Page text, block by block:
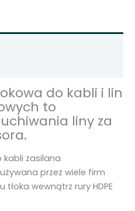
do kabli i lin
to
liny za
kabli zasilana
przez wiele firm
wewnątrz rury HDPE